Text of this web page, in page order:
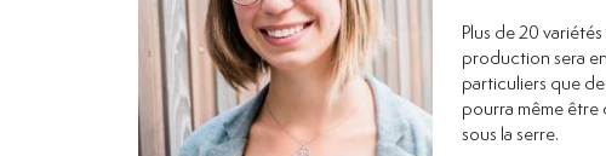
Plus de 20
production sera
particuliers que
pourra même être
sous la serre.